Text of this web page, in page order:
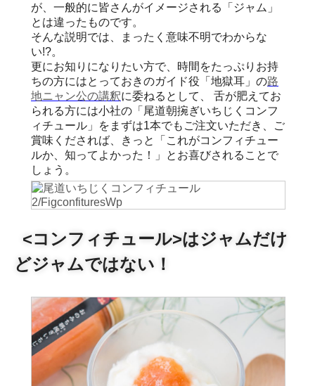
が、一般的に皆さんがイメージされる「ジャム」
とは違ったものです。
そんな説明では、まったく意味不明でわからな
い!?。
更にお知りになりたい方で、時間をたっぷりお持
ちの方にはとっておきのガイド役「地獄耳」の路
地ニャン公の講釈に委ねるとして、 舌が肥えてお
られる方には小社の「尾道朝捥ぎいちじくコンフ
ィチュール」をまずは1本でもご注文いただき、ご
賞味くだされば、きっと「これがコンフィチュー
ルか、知ってよかった！」とお喜びされることで
しょう。
<コンフィチュール>はジャムだけ
どジャムではない！